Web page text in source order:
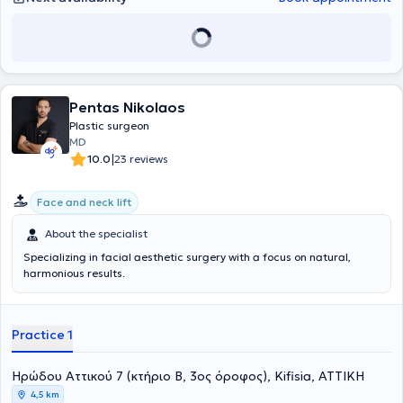
change your relationship with the signs of aging.
Pentas Nikolaos
Plastic surgeon
MD
10.0|23 reviews
Face and neck lift
About the specialist
Specializing in facial aesthetic surgery with a focus on natural,
harmonious results.
Practice 1
Ηρώδου Αττικού 7 (κτήριο Β, 3ος όροφος), Kifisia, ΑΤΤΙΚΗ
4,5 km